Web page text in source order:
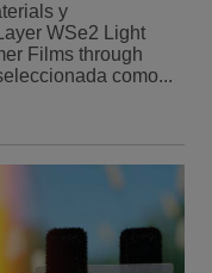
y
WSe2 Light
Films through
como...